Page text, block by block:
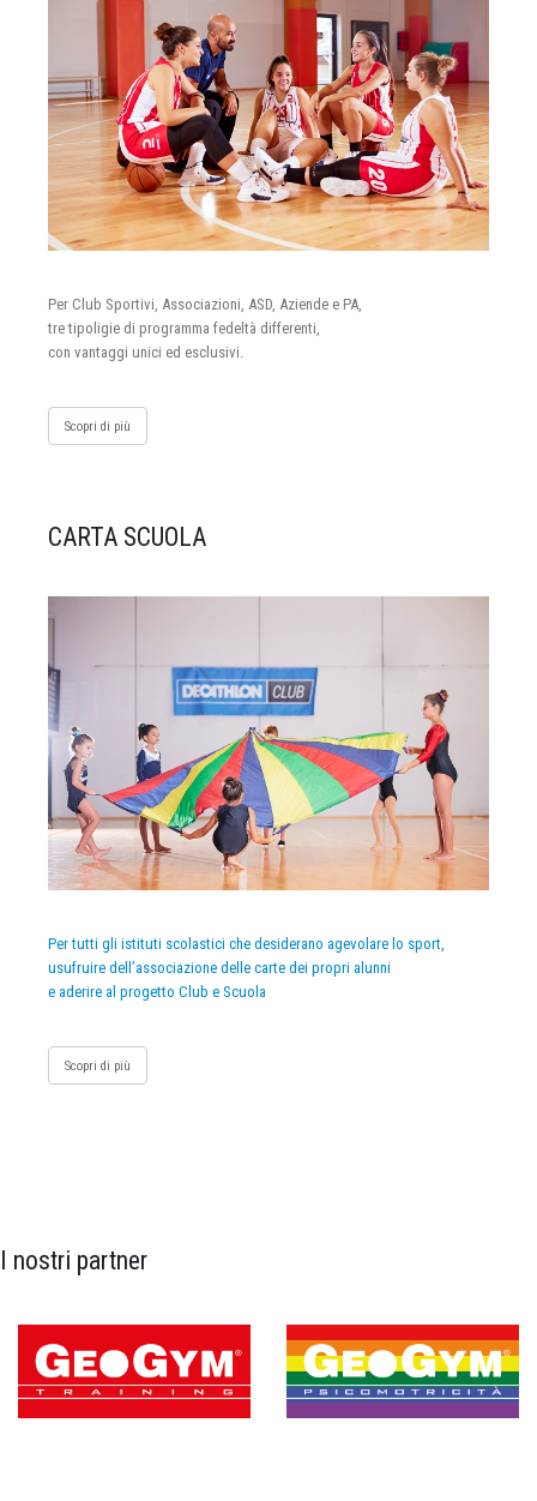
Per Club Sportivi, Associazioni, ASD, Aziende e PA,
tre tipoligie di programma fedeltà differenti,
con vantaggi unici ed esclusivi.
Scopri di più
CARTA SCUOLA
Per tutti gli istituti scolastici che desiderano agevolare lo sport,
usufruire dell’associazione delle carte dei propri alunni
e aderire al progetto Club e Scuola
Scopri di più
I nostri partner